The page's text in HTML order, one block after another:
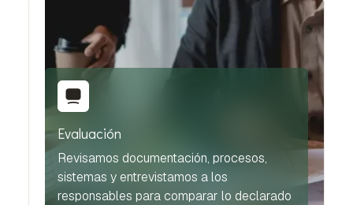
Evaluación
Revisamos documentación, procesos,
sistemas y entrevistamos a los
responsables para comparar lo declarado